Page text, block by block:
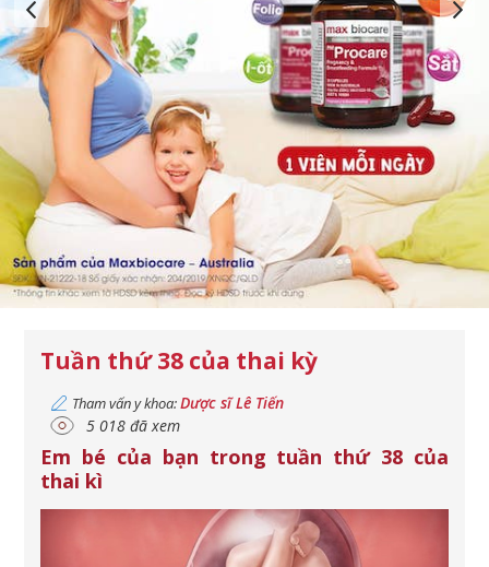
Tuần thứ 38 của thai kỳ
Tham vấn y khoa:Dược sĩ Lê Tiến
5 018 đã xem
Em bé của bạn trong tuần thứ 38 của
thai kì